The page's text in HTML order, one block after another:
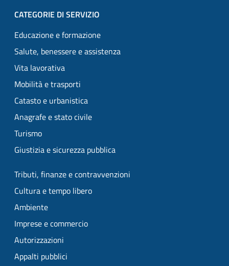
CATEGORIE DI SERVIZIO
Educazione e formazione
Salute, benessere e assistenza
Vita lavorativa
Mobilità e trasporti
Catasto e urbanistica
Anagrafe e stato civile
Turismo
Giustizia e sicurezza pubblica
Tributi, finanze e contravvenzioni
Cultura e tempo libero
Ambiente
Imprese e commercio
Autorizzazioni
Appalti pubblici